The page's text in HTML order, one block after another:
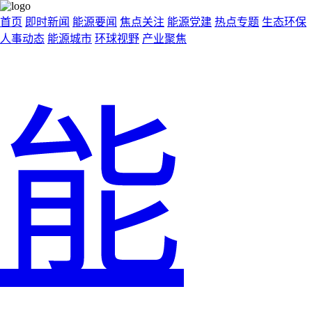
首页 即时新闻 能源要闻 焦点关注 能源党建 热点专题 生态环保
人事动态 能源城市 环球视野 产业聚焦
能